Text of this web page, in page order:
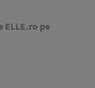
pe